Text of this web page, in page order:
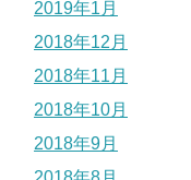
2019年1月
2018年12月
2018年11月
2018年10月
2018年9月